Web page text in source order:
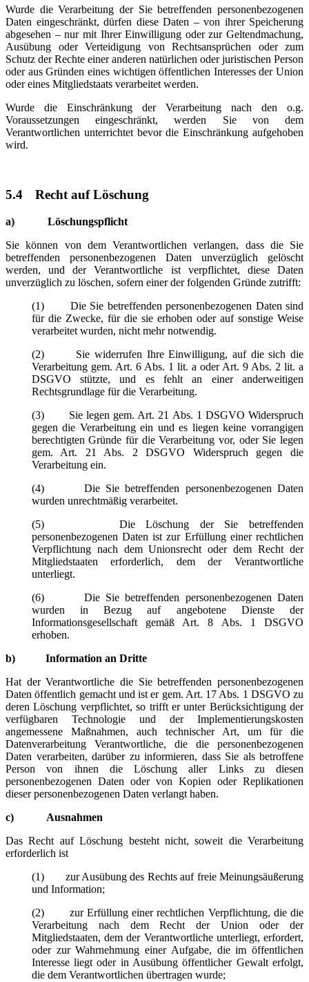
Wurde die Verarbeitung der Sie betreffenden personenbezogenen
Daten eingeschränkt, dürfen diese Daten – von ihrer Speicherung
abgesehen – nur mit Ihrer Einwilligung oder zur Geltendmachung,
Ausübung oder Verteidigung von Rechtsansprüchen oder zum
Schutz der Rechte einer anderen natürlichen oder juristischen Person
oder aus Gründen eines wichtigen öffentlichen Interesses der Union
oder eines Mitgliedstaats verarbeitet werden.
Wurde die Einschränkung der Verarbeitung nach den o.g.
Voraussetzungen eingeschränkt, werden Sie von dem
Verantwortlichen unterrichtet bevor die Einschränkung aufgehoben
wird.
5.4 Recht auf Löschung
a) Löschungspflicht
Sie können von dem Verantwortlichen verlangen, dass die Sie
betreffenden personenbezogenen Daten unverzüglich gelöscht
werden, und der Verantwortliche ist verpflichtet, diese Daten
unverzüglich zu löschen, sofern einer der folgenden Gründe zutrifft:
(1) Die Sie betreffenden personenbezogenen Daten sind
für die Zwecke, für die sie erhoben oder auf sonstige Weise
verarbeitet wurden, nicht mehr notwendig.
(2) Sie widerrufen Ihre Einwilligung, auf die sich die
Verarbeitung gem. Art. 6 Abs. 1 lit. a oder Art. 9 Abs. 2 lit. a
DSGVO stützte, und es fehlt an einer anderweitigen
Rechtsgrundlage für die Verarbeitung.
(3) Sie legen gem. Art. 21 Abs. 1 DSGVO Widerspruch
gegen die Verarbeitung ein und es liegen keine vorrangigen
berechtigten Gründe für die Verarbeitung vor, oder Sie legen
gem. Art. 21 Abs. 2 DSGVO Widerspruch gegen die
Verarbeitung ein.
(4) Die Sie betreffenden personenbezogenen Daten
wurden unrechtmäßig verarbeitet.
(5) Die Löschung der Sie betreffenden
personenbezogenen Daten ist zur Erfüllung einer rechtlichen
Verpflichtung nach dem Unionsrecht oder dem Recht der
Mitgliedstaaten erforderlich, dem der Verantwortliche
unterliegt.
(6) Die Sie betreffenden personenbezogenen Daten
wurden in Bezug auf angebotene Dienste der
Informationsgesellschaft gemäß Art. 8 Abs. 1 DSGVO
erhoben.
b) Information an Dritte
Hat der Verantwortliche die Sie betreffenden personenbezogenen
Daten öffentlich gemacht und ist er gem. Art. 17 Abs. 1 DSGVO zu
deren Löschung verpflichtet, so trifft er unter Berücksichtigung der
verfügbaren Technologie und der Implementierungskosten
angemessene Maßnahmen, auch technischer Art, um für die
Datenverarbeitung Verantwortliche, die die personenbezogenen
Daten verarbeiten, darüber zu informieren, dass Sie als betroffene
Person von ihnen die Löschung aller Links zu diesen
personenbezogenen Daten oder von Kopien oder Replikationen
dieser personenbezogenen Daten verlangt haben.
c) Ausnahmen
Das Recht auf Löschung besteht nicht, soweit die Verarbeitung
erforderlich ist
(1) zur Ausübung des Rechts auf freie Meinungsäußerung
und Information;
(2) zur Erfüllung einer rechtlichen Verpflichtung, die die
Verarbeitung nach dem Recht der Union oder der
Mitgliedstaaten, dem der Verantwortliche unterliegt, erfordert,
oder zur Wahrnehmung einer Aufgabe, die im öffentlichen
Interesse liegt oder in Ausübung öffentlicher Gewalt erfolgt,
die dem Verantwortlichen übertragen wurde;